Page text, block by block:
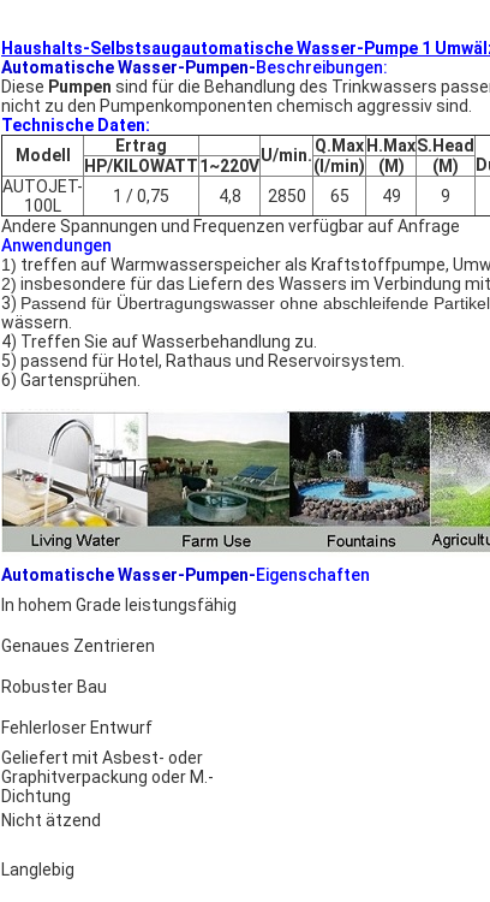
Haushalts-Selbstsaugautomatische Wasser-Pumpe 1
Automatische Wasser-Pumpen-Beschreibungen:
Diese Pumpen sind für die Behandlung des Trinkwassers
nicht zu den Pumpenkomponenten chemisch aggressiv sind.
Technische Daten:
Modell
Ertrag U/min. Q.Max H.MaxS.Head
HP/KILOWATT1~220V (l/min) (M) (M)
AUTOJET-
100L
1 / 0,75 4,8 2850 65 49 9
Andere Spannungen und Frequenzen verfügbar auf Anfrage
Anwendungen
1) treffen auf Warmwasserspeicher als Kraftstoffpumpe,
2) insbesondere für das Liefern des Wassers im Verbindung
3) Passend für Übertragungswasser ohne abschleifende
wässern.
4) Treffen Sie auf Wasserbehandlung zu.
5) passend für Hotel, Rathaus und Reservoirsystem.
6) Gartensprühen.
Automatische Wasser-Pumpen-Eigenschaften
In hohem Grade leistungsfähig
Genaues Zentrieren
Robuster Bau
Fehlerloser Entwurf
Geliefert mit Asbest- oder
Graphitverpackung oder M.-
Dichtung
Nicht ätzend
Langlebig